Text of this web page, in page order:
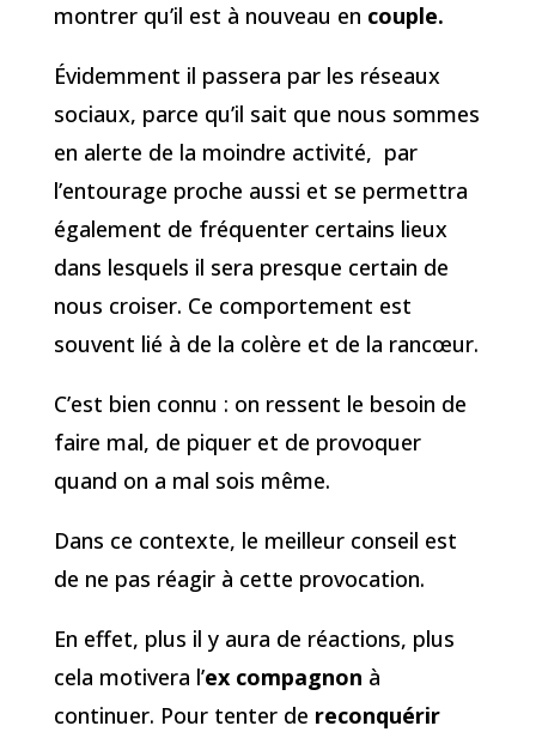
montrer qu’il est à nouveau en couple.
Évidemment il passera par les réseaux
sociaux, parce qu’il sait que nous sommes
en alerte de la moindre activité, par
l’entourage proche aussi et se permettra
également de fréquenter certains lieux
dans lesquels il sera presque certain de
nous croiser. Ce comportement est
souvent lié à de la colère et de la rancœur.
C’est bien connu : on ressent le besoin de
faire mal, de piquer et de provoquer
quand on a mal sois même.
Dans ce contexte, le meilleur conseil est
de ne pas réagir à cette provocation.
En effet, plus il y aura de réactions, plus
cela motivera l’ex compagnon à
continuer. Pour tenter de reconquérir